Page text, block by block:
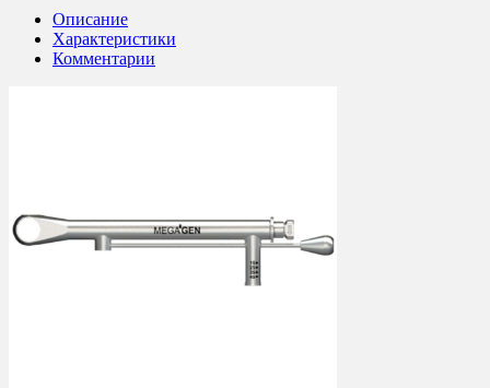
Описание
Характеристики
Комментарии